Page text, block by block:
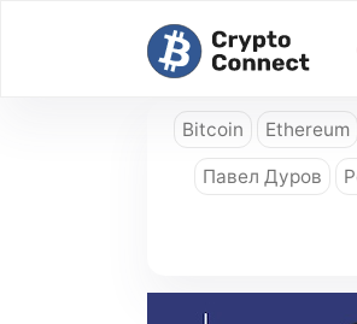
Bitcoin Ethereum
Павел Дуров